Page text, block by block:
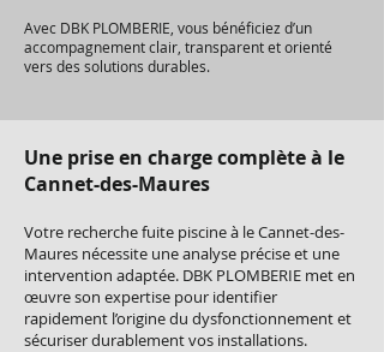
Avec DBK PLOMBERIE, vous bénéficiez d’un
accompagnement clair, transparent et orienté
vers des solutions durables.
Une prise en charge complète à le
Cannet-des-Maures
Votre recherche fuite piscine à le Cannet-des-
Maures nécessite une analyse précise et une
intervention adaptée. DBK PLOMBERIE met en
œuvre son expertise pour identifier
rapidement l’origine du dysfonctionnement et
sécuriser durablement vos installations.